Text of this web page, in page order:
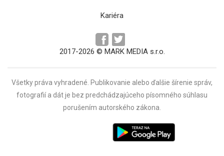
Kariéra
2017-2026 © MARK MEDIA s.r.o.
Všetky práva vyhradené. Publikovanie alebo ďalšie šírenie správ,
fotografií a dát je bez predchádzajúceho písomného súhlasu
porušením autorského zákona.